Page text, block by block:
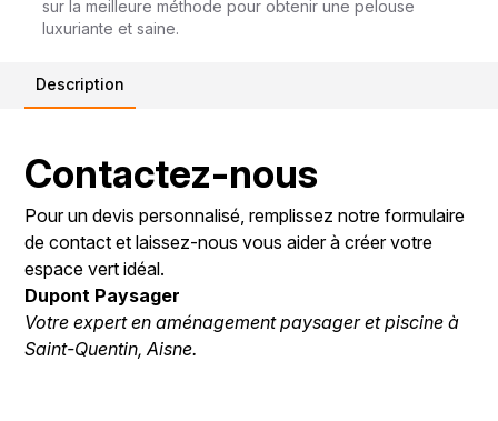
sur la meilleure méthode pour obtenir une pelouse
luxuriante et saine.
Description
Contactez-nous
Pour un devis personnalisé, remplissez notreformulaire
de contact et laissez-nous vous aider à créer votre
espace vert idéal.
Dupont Paysager
Votre expert en aménagement paysager et piscine à
Saint-Quentin, Aisne.